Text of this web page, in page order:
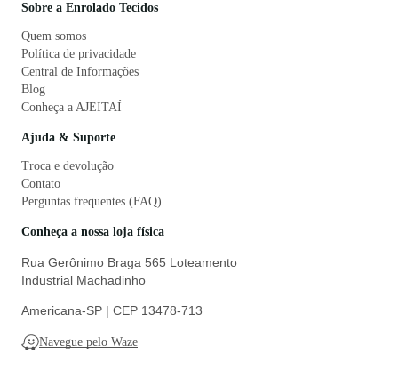
Sobre a Enrolado Tecidos
Quem somos
Política de privacidade
Central de Informações
Blog
Conheça a AJEITAÍ
Ajuda & Suporte
Troca e devolução
Contato
Perguntas frequentes (FAQ)
Conheça a nossa loja física
Rua Gerônimo Braga 565 Loteamento
Industrial Machadinho
Americana-SP | CEP 13478-713
Navegue pelo Waze